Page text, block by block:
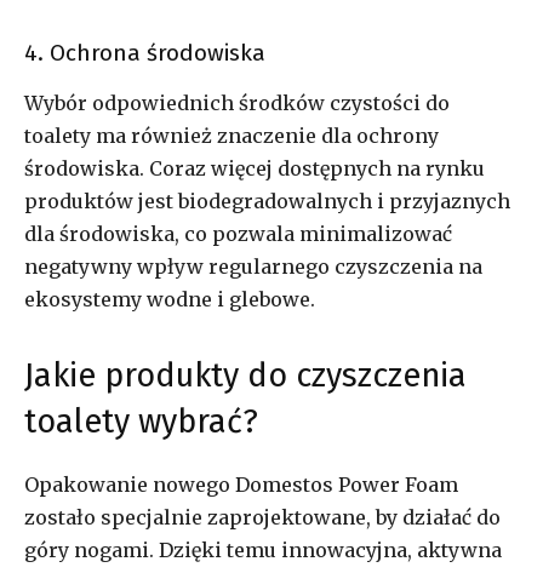
4. Ochrona środowiska
Wybór odpowiednich środków czystości do
toalety ma również znaczenie dla ochrony
środowiska. Coraz więcej dostępnych na rynku
produktów jest biodegradowalnych i przyjaznych
dla środowiska, co pozwala minimalizować
negatywny wpływ regularnego czyszczenia na
ekosystemy wodne i glebowe.
Jakie produkty do czyszczenia
toalety wybrać?
Opakowanie nowego Domestos Power Foam
zostało specjalnie zaprojektowane, by działać do
góry nogami. Dzięki temu innowacyjna, aktywna